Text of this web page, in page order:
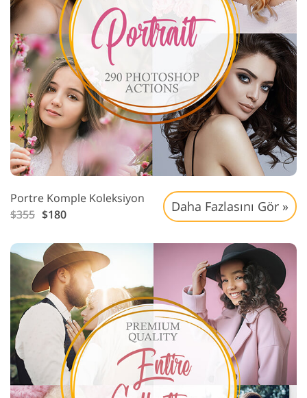
Portre Komple Koleksiyon
$355 $180
Daha Fazlasını Gör »